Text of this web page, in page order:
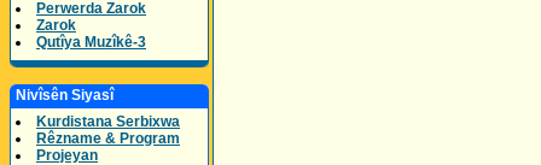
Perwerda Zarok
Zarok
Qutîya Muzîkê-3
Nivîsên Siyasî
Kurdistana Serbixwa
Rêzname & Program
Projeyan